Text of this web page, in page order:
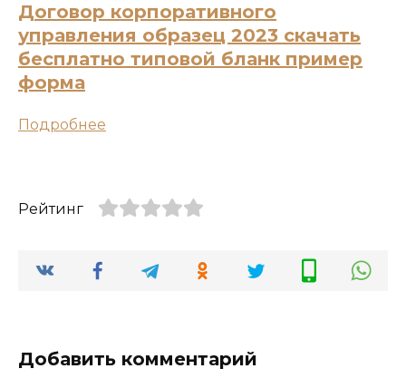
Договор корпоративного
управления образец 2023 скачать
бесплатно типовой бланк пример
форма
Подробнее
Рейтинг
Добавить комментарий